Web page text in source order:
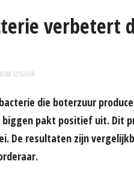
verbetert
OM 12:55UUR
die boterzuur
biggen pakt positief uit. Dit
De resultaten zijn